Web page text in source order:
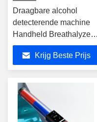
Draagbare alcohol
detecterende machine
Handheld Breathalyzer
Machine
Krijg Beste Prijs